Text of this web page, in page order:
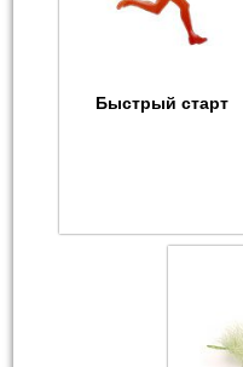
Быстрый старт